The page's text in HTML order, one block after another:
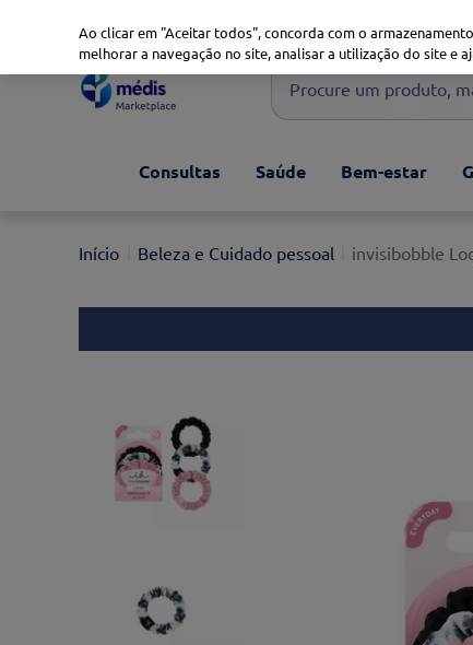
Procure um produto,
1º xiaomi
3º now
Consultas Saúde Bem-estar
Beleza e Cuidado pessoal invisibobble
Ao clicar em "Aceitar todos", concorda com o
melhorar a navegação no site, analisar a utilização do site e